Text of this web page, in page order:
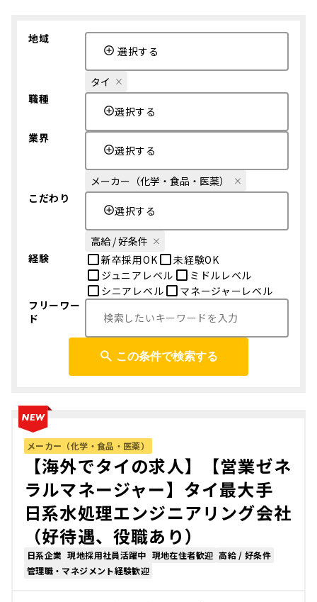
地域
選択する
タイ
職種
選択する
業界
選択する
メーカー（化学・食品・医薬）
こだわり
選択する
高給 / 好条件
経験
新卒採用OK
未経験OK
ジュニアレベル
ミドルレベル
シニアレベル
マネージャーレベル
フリーワー
ド
この条件で検索する
メーカー（化学・食品・医薬）
【海外でタイの求人】【営業ゼネ
ラルマネージャー】タイ最大手
日系水処理エンジニアリング会社
（好待遇、役職あり）
日系企業 現地採用社員活躍中 現地在住者歓迎 高給 / 好条件
管理職・マネジメント経験歓迎